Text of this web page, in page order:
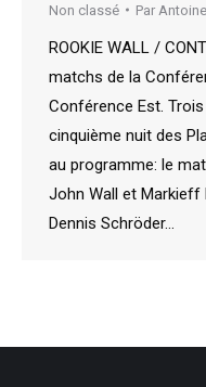
Non classé Par
ROOKIE WALL /
matchs de la
Conférence Est.
cinquième nuit des
au programme: le
John Wall et Markieff
Dennis Schröder…